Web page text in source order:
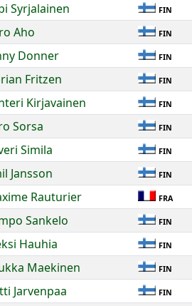
Syrjalainen FIN
Aho FIN
Donner FIN
Fritzen FIN
Kirjavainen FIN
Sorsa FIN
Simila FIN
Jansson FIN
Rauturier FRA
Sankelo FIN
Hauhia FIN
Maekinen FIN
Jarvenpaa FIN